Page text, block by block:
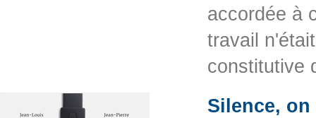
accordée à
travail
Silence,